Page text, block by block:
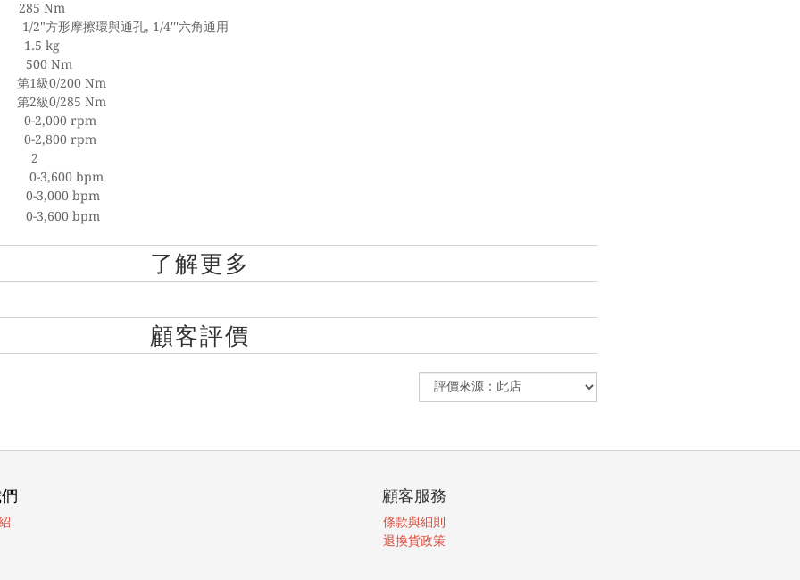
285 Nm
1/2"方形摩擦環與通孔, 1/4'''六角通用
1.5 kg
500 Nm
第1級0/200 Nm
第2級0/285 Nm
0-2,000 rpm
0-2,800 rpm
2
0-3,600 bpm
0-3,000 bpm
0-3,600 bpm
了解更多
顧客評價
顧客服務
條款與細則
退換貨政策